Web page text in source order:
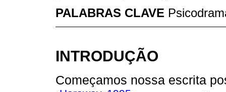
PALABRAS CLAVE
INTRODUÇÃO
Começamos nossa escrita